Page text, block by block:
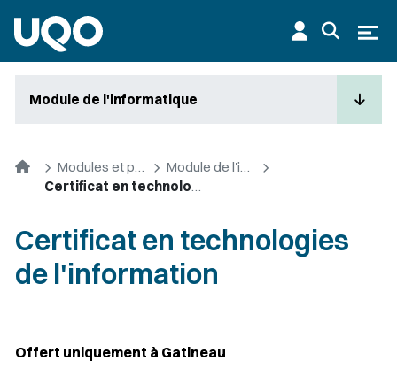
Module de l'informatique
Accueil Modules et premier cycle
Module de l'informatique
Certificat en technologies de l'information
Certificat en technologies
de l'information
Offert uniquement à Gatineau